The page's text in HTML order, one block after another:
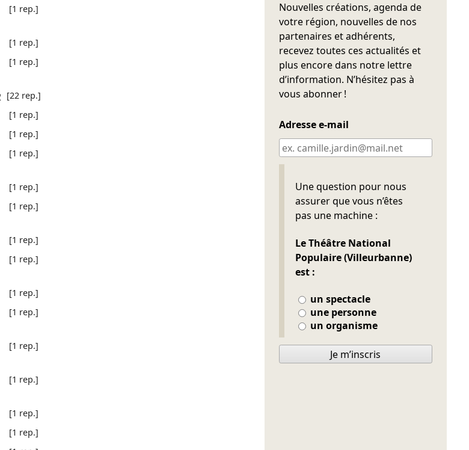
[1 rep.]
[1 rep.]
[1 rep.]
[22 rep.]
[1 rep.]
[1 rep.]
[1 rep.]
[1 rep.]
[1 rep.]
[1 rep.]
[1 rep.]
[1 rep.]
[1 rep.]
[1 rep.]
[1 rep.]
[1 rep.]
[1 rep.]
Nouvelles créations, agenda de
votre région, nouvelles de nos
partenaires et adhérents,
recevez toutes ces actualités et
plus encore dans notre lettre
d’information. N’hésitez pas à
vous abonner !
Adresse e-mail
Une question pour nous
assurer que vous n’êtes
pas une machine :
Le Théâtre National
Populaire (Villeurbanne)
est :
un spectacle
une personne
un organisme
Ne pas remplir
Je m’inscris